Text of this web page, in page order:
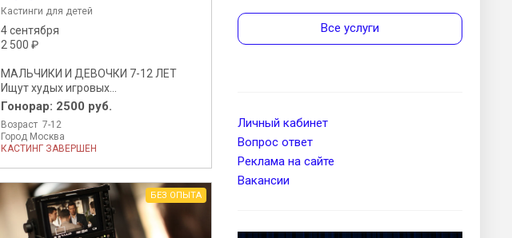
Кастинги для детей
4 сентября
2 500 ₽
МАЛЬЧИКИ И ДЕВОЧКИ 7-12 ЛЕТ
Ищут худых игровых...
Гонорар: 2500 руб.
Возраст 7-12
Город Москва
КАСТИНГ ЗАВЕРШЕН
БЕЗ ОПЫТА
Все услуги
Личный кабинет
Вопрос ответ
Реклама на сайте
Вакансии